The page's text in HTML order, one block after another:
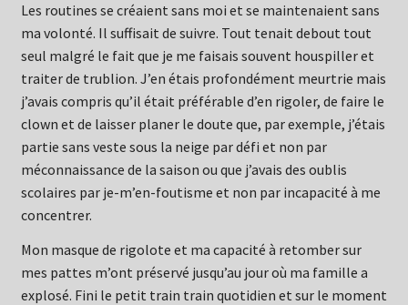
Les routines se créaient sans moi et se maintenaient sans
ma volonté. Il suffisait de suivre. Tout tenait debout tout
seul malgré le fait que je me faisais souvent houspiller et
traiter de trublion. J’en étais profondément meurtrie mais
j’avais compris qu’il était préférable d’en rigoler, de faire le
clown et de laisser planer le doute que, par exemple, j’étais
partie sans veste sous la neige par défi et non par
méconnaissance de la saison ou que j’avais des oublis
scolaires par je-m’en-foutisme et non par incapacité à me
concentrer.
Mon masque de rigolote et ma capacité à retomber sur
mes pattes m’ont préservé jusqu’au jour où ma famille a
explosé. Fini le petit train train quotidien et sur le moment